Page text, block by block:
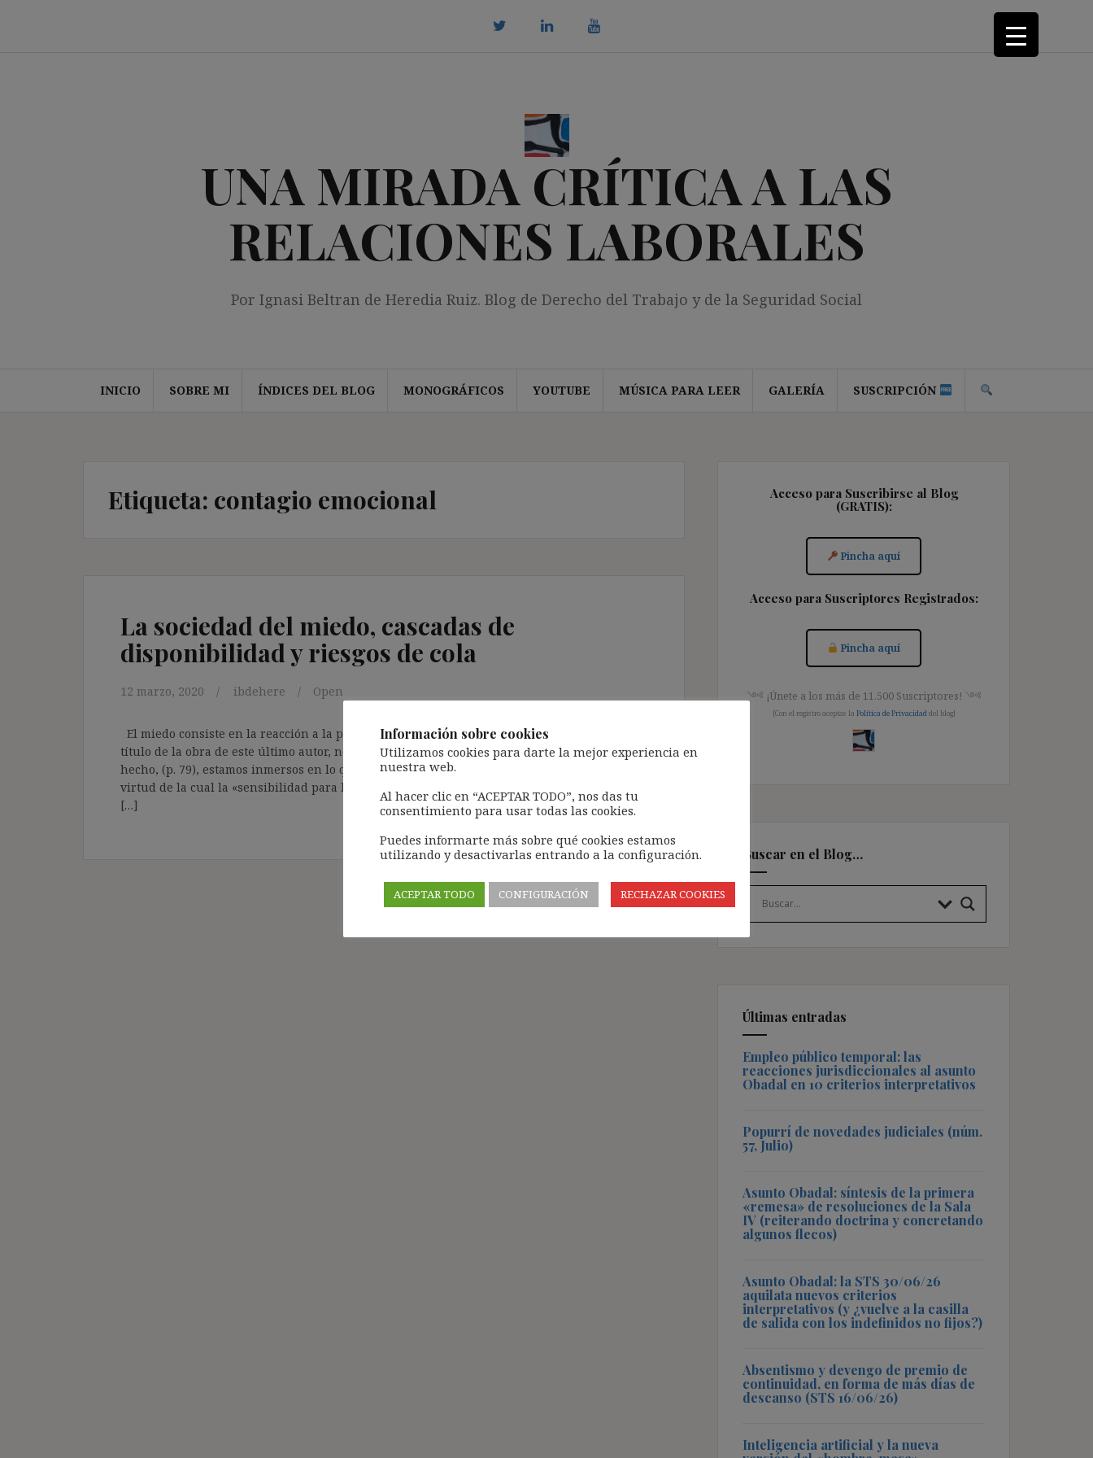
UNA MIRADA CRÍTICA A LAS
RELACIONES LABORALES
Por Ignasi Beltran de Heredia Ruiz. Blog de Derecho del Trabajo y de la Seguridad Social
INICIO SOBRE MI ÍNDICES DEL BLOG MONOGRÁFICOS YOUTUBE MÚSICA PARA LEER GALERÍA SUSCRIPCIÓN
Etiqueta: contagio emocional
La sociedad del miedo, cascadas de
disponibilidad y riesgos de cola
12 marzo, 2020 ibdehere Open
El miedo consiste en la reacción a la percepción de un peligro (BUDE, 87). Y, siguiendo el
título de la obra de este último autor, no cabe duda que vivimos en la sociedad del miedo. De
hecho, (p. 79), estamos inmersos en lo que se conoce como la «paradoja de la seguridad«, en
virtud de la cual la «sensibilidad para las inseguridades crece en la misma medida en que
[…]
Acceso para Suscribirse al Blog
(GRATIS):
Pincha aquí
Acceso para Suscriptores Registrados:
Pincha aquí
༺ ¡Únete a los más de 11.500 Suscriptores! ༺
[Con el registro aceptas la Política de Privacidad del blog]
Buscar en el Blog…
Últimas entradas
Empleo público temporal: las
reacciones jurisdiccionales al asunto
Obadal en 10 criterios interpretativos
Popurrí de novedades judiciales (núm.
57, Julio)
Asunto Obadal: síntesis de la primera
«remesa» de resoluciones de la Sala
IV (reiterando doctrina y concretando
algunos flecos)
Asunto Obadal: la STS 30/06/26
aquilata nuevos criterios
interpretativos (y ¿vuelve a la casilla
de salida con los indefinidos no fijos?)
Absentismo y devengo de premio de
continuidad, en forma de más días de
descanso (STS 16/06/26)
Inteligencia artificial y la nueva
Información sobre cookies
Utilizamos cookies para darte la mejor experiencia en
nuestra web.
Al hacer clic en “ACEPTAR TODO”, nos das tu
consentimiento para usar todas las cookies.
Puedes informarte más sobre qué cookies estamos
utilizando y desactivarlas entrando a la configuración.
ACEPTAR TODO CONFIGURACIÓN RECHAZAR COOKIES